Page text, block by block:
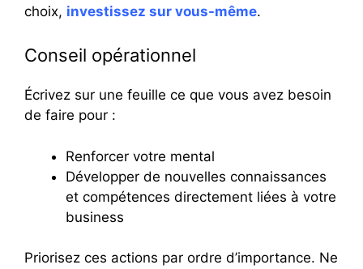
choix, investissez sur vous-même.
Conseil opérationnel
Écrivez sur une feuille ce que vous avez besoin
de faire pour :
Renforcer votre mental
Développer de nouvelles connaissances
et compétences directement liées à votre
business
Priorisez ces actions par ordre d’importance. Ne